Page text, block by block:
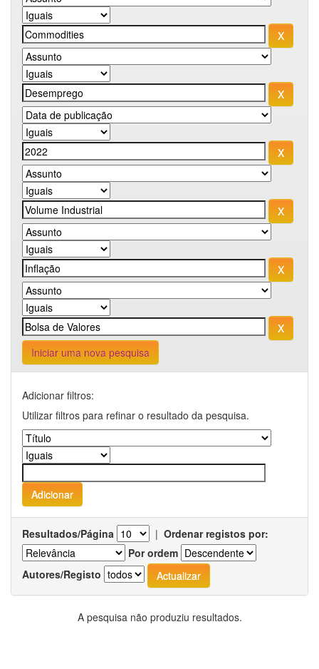
Iniciar uma nova pesquisa
Adicionar filtros:
Utilizar filtros para refinar o resultado da pesquisa.
Resultados/Página | Ordenar registos por:
Por ordem
Autores/Registo
A pesquisa não produziu resultados.